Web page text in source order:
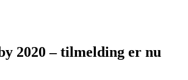
2020 – tilmelding er nu